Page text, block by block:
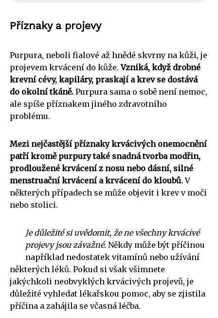
Příznaky a projevy
Purpura, neboli fialové až hnědé skvrny na kůži, je
projevem krvácení do kůže.Vzniká, když drobné
krevní cévy, kapiláry, praskají a krev se dostává
do okolní tkáně. Purpura sama o sobě není nemoc,
ale spíše příznakem jiného zdravotního
problému.
Mezi nejčastější příznaky krvácivých onemocnění
patří kromě purpury také snadná tvorba modřin,
prodloužené krvácení z nosu nebo dásní, silné
menstruační krvácení a krvácení do kloubů.V
některých případech se může objevit i krev v moči
nebo stolici.
Je důležité si uvědomit, že ne všechny krvácivé
projevy jsou závažné. Někdy může být příčinou
například nedostatek vitamínů nebo užívání
některých léků. Pokud si však všimnete
jakýchkoli neobvyklých krvácivých projevů, je
důležité vyhledat lékařskou pomoc, aby se zjistila
příčina a zahájila se včasná léčba.